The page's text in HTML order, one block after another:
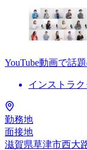
YouTube動画で話
インストラク
勤務地
面接地
滋賀県草津市西大